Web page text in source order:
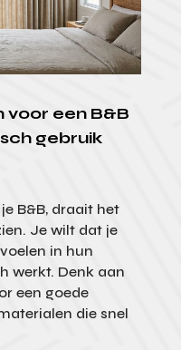
voor een B&B
gebruik
B&B, draait het
Je wilt dat je
in hun
werkt. Denk aan
een goede
die snel